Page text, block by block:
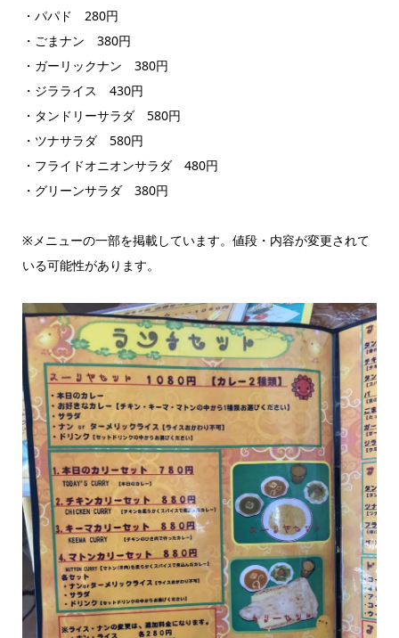
・パパド 280円
・ごまナン 380円
・ガーリックナン 380円
・ジラライス 430円
・タンドリーサラダ 580円
・ツナサラダ 580円
・フライドオニオンサラダ 480円
・グリーンサラダ 380円
※メニューの一部を掲載しています。値段・内容が変更されて
いる可能性があります。